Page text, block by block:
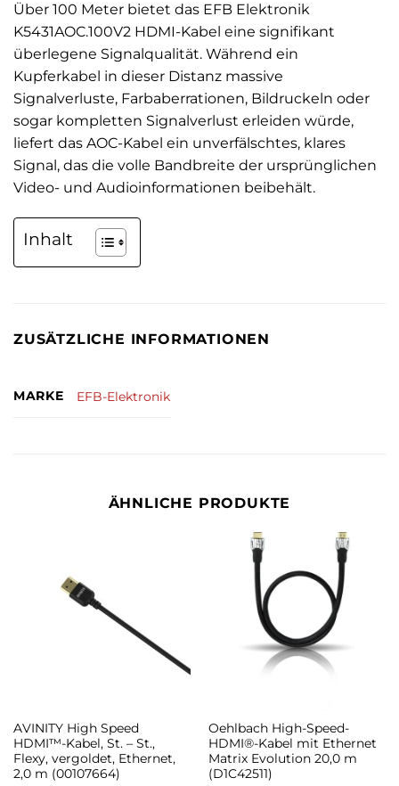
Über 100 Meter bietet das EFB Elektronik
K5431AOC.100V2 HDMI-Kabel eine signifikant
überlegene Signalqualität. Während ein
Kupferkabel in dieser Distanz massive
Signalverluste, Farbaberrationen, Bildruckeln oder
sogar kompletten Signalverlust erleiden würde,
liefert das AOC-Kabel ein unverfälschtes, klares
Signal, das die volle Bandbreite der ursprünglichen
Video- und Audioinformationen beibehält.
Inhalt
ZUSÄTZLICHE INFORMATIONEN
MARKE EFB-Elektronik
ÄHNLICHE PRODUKTE
AVINITY High Speed
HDMI™-Kabel, St. – St.,
Flexy, vergoldet, Ethernet,
2,0 m (00107664)
Oehlbach High-Speed-
HDMI®-Kabel mit Ethernet
Matrix Evolution 20,0 m
(D1C42511)